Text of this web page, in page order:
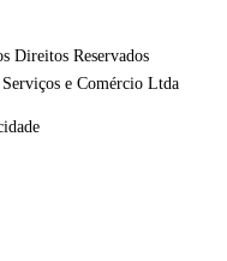
Direitos Reservados
e Comércio Ltda